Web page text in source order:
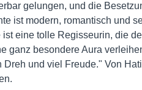
gelungen, und die
ist modern, romantisch und
eine tolle Regisseurin, die
ganz besondere Aura
und viel Freude." Von